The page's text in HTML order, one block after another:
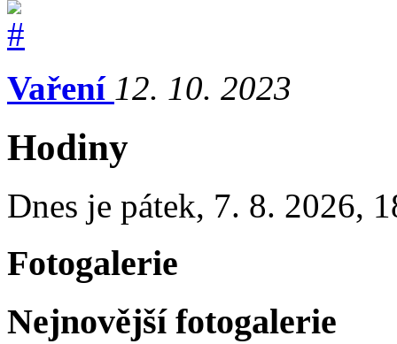
Vaření 12. 10. 2023
Hodiny
Dnes je pátek, 7. 8. 2026,
Fotogalerie
Nejnovější fotogalerie